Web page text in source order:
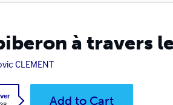
à travers
CLEMENT
Add to Cart